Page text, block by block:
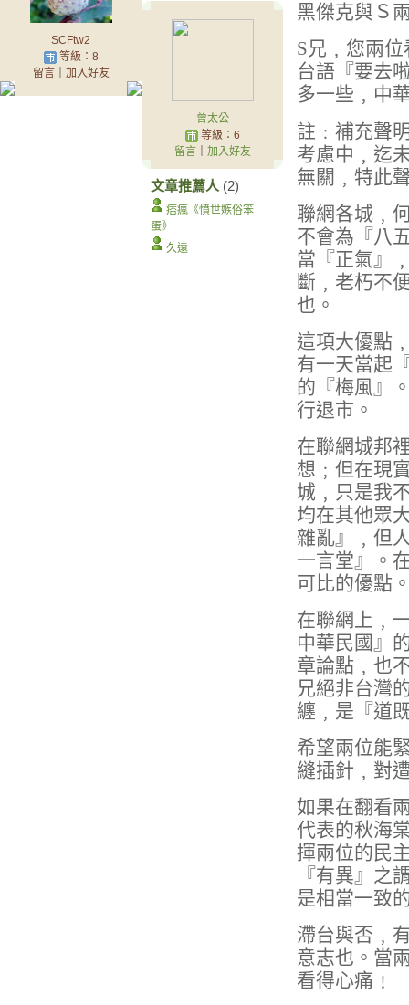
SCFtw2
等級：8
留言｜ 加入好友
曾太公
等級：6
留言｜ 加入好友
文章推薦人 (2)
痞瘋《憤世嫉俗笨
蛋》
久遠
黑傑克與Ｓ
S兄﹐您兩
台語『要去
多一些﹐中
註﹕補充聲
考慮中﹐迄
無關﹐特此
聯網各城﹐
不會為『八
當『正氣』
斷﹐老朽不
也。
這項大優點
有一天當起
的『梅風』
行退市。
在聯網城邦
想﹔但在現
城﹐只是我
均在其他眾
雜亂』﹐但
一言堂』。
可比的優點
在聯網上﹐
中華民國』
章論點﹐也
兄絕非台灣
纏﹐是『道
希望兩位能
縫插針﹐對
如果在翻看
代表的秋海
揮兩位的民
『有異』之
是相當一致
滯台與否﹐
意志也。當
看得心痛﹗